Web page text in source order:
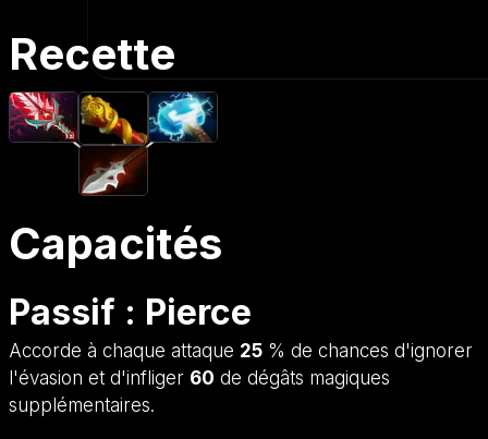
Recette
Capacités
Passif : Pierce
Accorde à chaque attaque 25 % de chances d'ignorer
l'évasion et d'infliger 60 de dégâts magiques
supplémentaires.